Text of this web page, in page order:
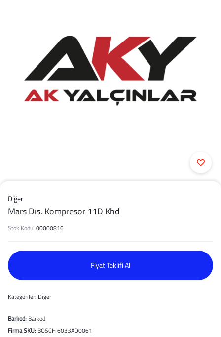
Diğer
Mars Dıs. Kompresor 11D Khd
Stok Kodu: 00000816
Fiyat Teklifi Al
Kategoriler: Diğer
Barkod: Barkod
Firma SKU: BOSCH 6033AD0061